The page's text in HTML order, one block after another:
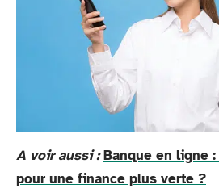
A voir aussi : Banque en ligne
pour une finance plus verte ?